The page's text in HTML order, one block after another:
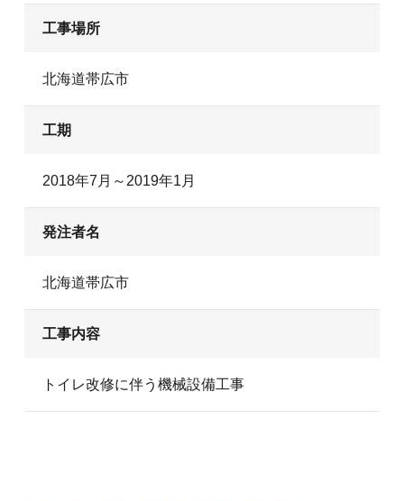
工事場所
北海道帯広市
工期
2018年7月～2019年1月
発注者名
北海道帯広市
工事内容
トイレ改修に伴う機械設備工事